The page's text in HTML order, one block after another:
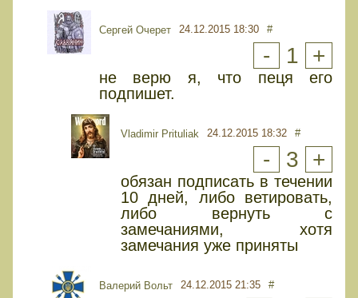
Сергей Очерет 24.12.2015 18:30 #
- 1 +
не верю я, что пеця его
подпишет.
Vladimir Prituliak 24.12.2015 18:32 #
- 3 +
обязан подписать в течении
10 дней, либо ветировать,
либо вернуть с
замечаниями, хотя
замечания уже приняты
Валерий Вольт 24.12.2015 21:35 #